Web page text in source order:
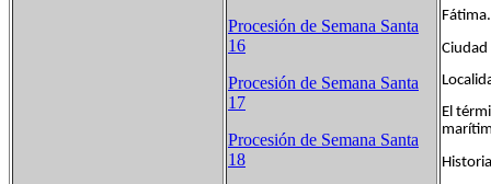
Procesión de Semana Santa
16
Procesión de Semana Santa
17
Procesión de Semana Santa
18
Fátima.
Ciudad
El